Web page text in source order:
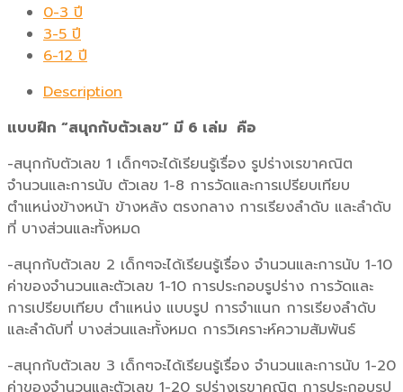
0-3 ปี
3-5 ปี
6-12 ปี
Description
แบบฝึก “สนุกกับตัวเลข” มี 6 เล่ม คือ
-สนุกกับตัวเลข 1 เด็กๆจะได้เรียนรู้เรื่อง รูปร่างเรขาคณิต
จำนวนและการนับ ตัวเลข 1-8 การวัดและการเปรียบเทียบ
ตำแหน่งข้างหน้า ข้างหลัง ตรงกลาง การเรียงลำดับ และลำดับ
ที่ บางส่วนและทั้งหมด
-สนุกกับตัวเลข 2 เด็กๆจะได้เรียนรู้เรื่อง จำนวนและการนับ 1-10
ค่าของจำนวนและตัวเลข 1-10 การประกอบรูปร่าง การวัดและ
การเปรียบเทียบ ตำแหน่ง แบบรูป การจำแนก การเรียงลำดับ
และลำดับที่ บางส่วนและทั้งหมด การวิเคราะห์ความสัมพันธ์
-สนุกกับตัวเลข 3 เด็กๆจะได้เรียนรู้เรื่อง จำนวนและการนับ 1-20
ค่าของจำนวนและตัวเลข 1-20 รูปร่างเรขาคณิต การประกอบรูป